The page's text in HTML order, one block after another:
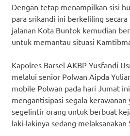
Dengan tetap menampilkan sisi
para srikandi ini berkeliling
jalanan Kota Buntok kemudian
untuk memantau situasi
Kapolres Barsel AKBP Yusfandi
melalui senior Polwan Aipda
mobile Polwan pada hari Jumat
mengantisipasi segala
segelintir orang untuk berbuat
laki-lakinya sedang melaksanakan